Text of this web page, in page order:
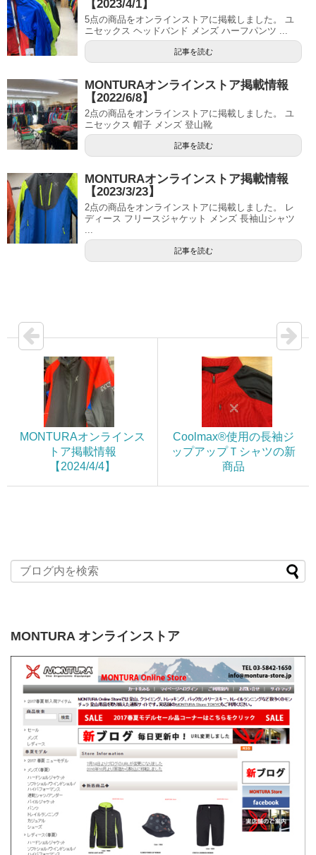
【2023/4/1】
5点の商品をオンラインストアに掲載しました。 ユ
ニセックス ヘッドバンド メンズ ハーフパンツ ...
記事を読む
MONTURAオンラインストア掲載情報
【2022/6/8】
2点の商品をオンラインストアに掲載しました。 ユ
ニセックス 帽子 メンズ 登山靴
記事を読む
MONTURAオンラインストア掲載情報
【2023/3/23】
2点の商品をオンラインストアに掲載しました。 レ
ディース フリースジャケット メンズ 長袖山シャツ
記事を読む
MONTURAオンラインス
トア掲載情報
【2024/4/4】
Coolmax®使用の長袖ジ
ップアップＴシャツの新
商品
MONTURA オンラインストア